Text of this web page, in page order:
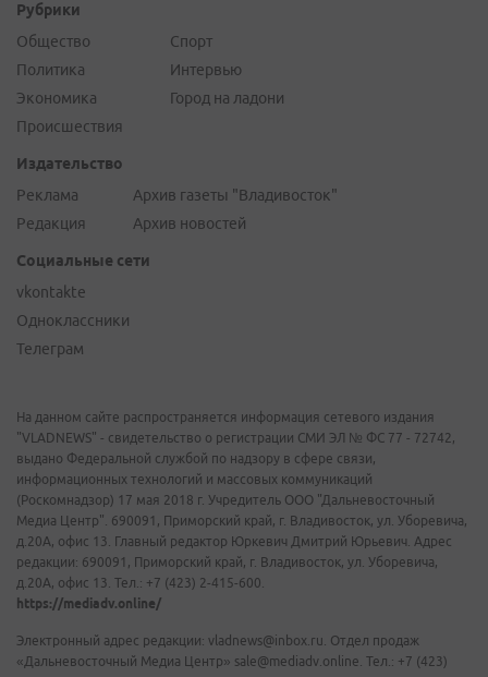
Рубрики
Общество
Политика
Экономика
Происшествия
Спорт
Интервью
Город на ладони
Издательство
Реклама
Редакция
Архив газеты "Владивосток"
Архив новостей
Социальные сети
vkontakte
Одноклассники
Телеграм
На данном сайте распространяется информация сетевого издания
"VLADNEWS" - свидетельство о регистрации СМИ ЭЛ № ФС 77 - 72742,
выдано Федеральной службой по надзору в сфере связи,
информационных технологий и массовых коммуникаций
(Роскомнадзор) 17 мая 2018 г. Учредитель ООО "Дальневосточный
Медиа Центр". 690091, Приморский край, г. Владивосток, ул. Уборевича,
д.20А, офис 13. Главный редактор Юркевич Дмитрий Юрьевич. Адрес
редакции: 690091, Приморский край, г. Владивосток, ул. Уборевича,
д.20А, офис 13. Тел.: +7 (423) 2-415-600.
https://mediadv.online/
Электронный адрес редакции: vladnews@inbox.ru. Отдел продаж
«Дальневосточный Медиа Центр» sale@mediadv.online. Тел.: +7 (423)